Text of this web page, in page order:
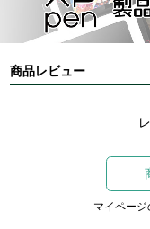
商品レビュー
マイペー